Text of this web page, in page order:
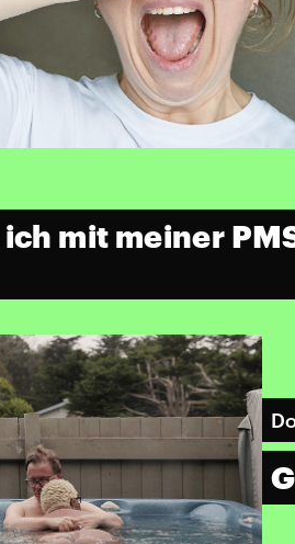
mit meiner